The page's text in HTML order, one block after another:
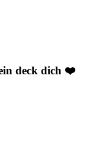
deck dich ❤️